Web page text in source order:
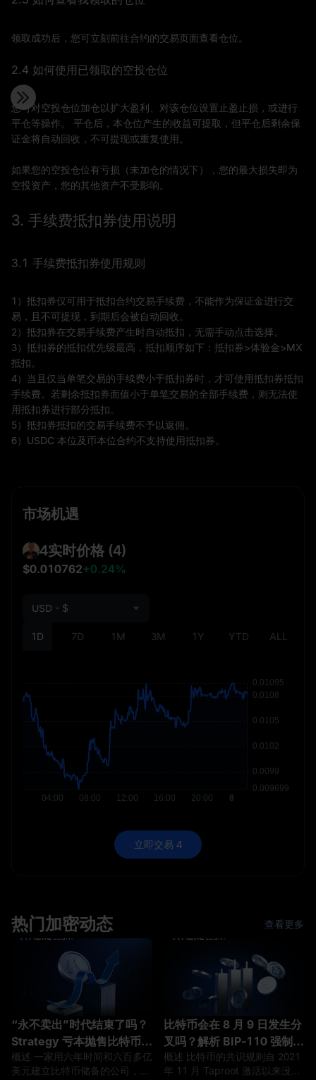
领取成功后，您可立刻前往合约的交易页面查看仓位。
2.4 如何使用已领取的空投仓位
您可对空投仓位加仓以扩大盈利、对该仓位设置止盈止损，或进行
平仓等操作。 平仓后，本仓位产生的收益可提取，但平仓后剩余保
证金将自动回收，不可提现或重复使用。
如果您的空投仓位有亏损（未加仓的情况下），您的最大损失即为
空投资产，您的其他资产不受影响。
3. 手续费抵扣券使用说明
3.1 手续费抵扣券使用规则
1）抵扣券仅可用于抵扣合约交易手续费，不能作为保证金进行交
易，且不可提现，到期后会被自动回收。
2）抵扣券在交易手续费产生时自动抵扣，无需手动点击选择。
3）抵扣券的抵扣优先级最高，抵扣顺序如下：抵扣券>体验金>MX
抵扣。
4）当且仅当单笔交易的手续费小于抵扣券时，才可使用抵扣券抵扣
手续费。若剩余抵扣券面值小于单笔交易的全部手续费，则无法使
用抵扣券进行部分抵扣。
5）抵扣券抵扣的交易手续费不予以返佣。
6）USDC 本位及币本位合约不支持使用抵扣券。
市场机遇
4实时价格 (4)
$0.010762+0.24%
1D 7D 1M 3M 1Y YTD ALL
USD - $
立即交易 4
热门加密动态 查看更多
“永不卖出”时代结束了吗？
Strategy 亏本抛售比特币背
后的资金链
概述 一家用六年时间和六百多亿
美元建立比特币储备的公司，正
比特币会在 8 月 9 日发生分
叉吗？解析 BIP‑110 强制信
号窗口期
概述 比特币的共识规则自 2021
年 11 月 Taproot 激活以来没有